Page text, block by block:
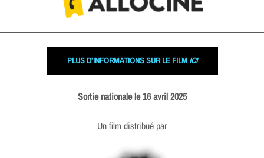
PLUS D’INFORMATIONS SUR LE FILM ICI
Sortie nationale le 16 avril 2025
Un film distribué par